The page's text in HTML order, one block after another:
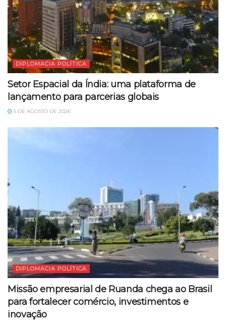
DIPLOMACIA POLÍTICA
Setor Espacial da Índia: uma plataforma de
lançamento para parcerias globais
5 DE AGOSTO DE 2026
DIPLOMACIA POLÍTICA
Missão empresarial de Ruanda chega ao Brasil
para fortalecer comércio, investimentos e
inovação